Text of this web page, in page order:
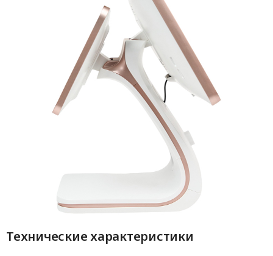
Технические характеристики